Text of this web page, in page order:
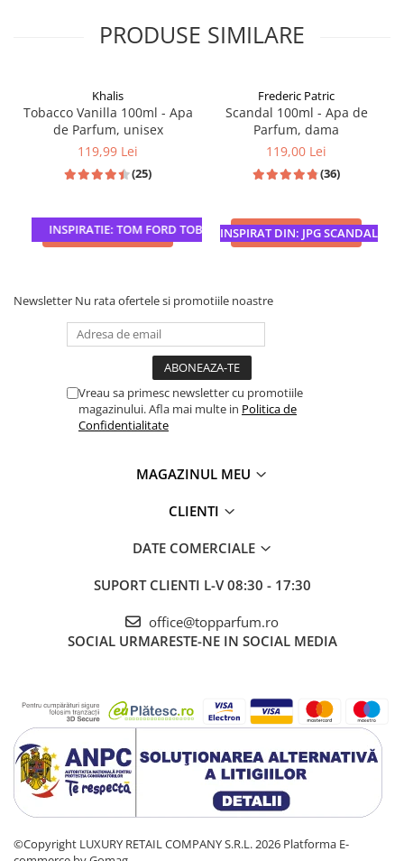
PRODUSE SIMILARE
INSPIRATIE: TOM FORD TOBACCO VANILLE
Khalis
Tobacco Vanilla 100ml - Apa
de Parfum, unisex
119,99 Lei
(25)
ADAUGA IN COS INSPIRAT DIN: JPG SCANDAL
Frederic Patric
Scandal 100ml - Apa de
Parfum, dama
119,00 Lei
(36)
ADAUGA IN COS
Newsletter Nu rata ofertele si promotiile noastre
Vreau sa primesc newsletter cu promotiile
magazinului. Afla mai multe in Politica de
Confidentialitate
MAGAZINUL MEU
CLIENTI
DATE COMERCIALE
SUPORT CLIENTI L-V 08:30 - 17:30
office@topparfum.ro
SOCIAL URMARESTE-NE IN SOCIAL MEDIA
©Copyright LUXURY RETAIL COMPANY S.R.L. 2026 Platforma E-